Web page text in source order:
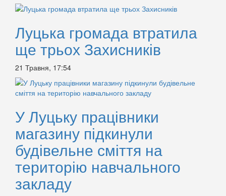
Луцька громада втратила
ще трьох Захисників
21 Травня, 17:54
У Луцьку працівники
магазину підкинули
будівельне сміття на
територію навчального
закладу